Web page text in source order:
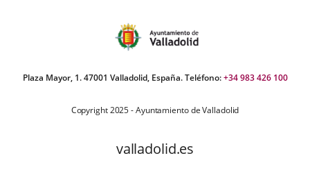
Plaza Mayor, 1. 47001 Valladolid, España. Teléfono:+34 983 426 100
Copyright 2025 - Ayuntamiento de Valladolid
valladolid.es